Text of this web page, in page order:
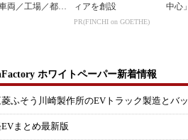
両／工場／都市
ィアを創設
PR(FINCHI on GOETHE)
中心
ホワイトペーパー新着情報
菱ふそう川崎製作所のEVトラック製造とバ
まとめ最新版